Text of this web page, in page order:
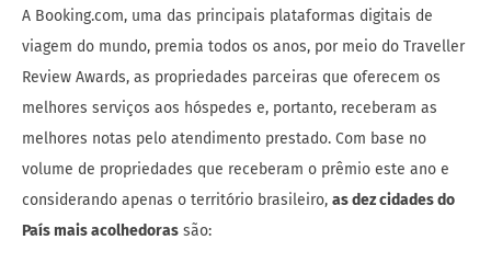
A Booking.com, uma das principais plataformas digitais de
viagem do mundo, premia todos os anos, por meio do Traveller
Review Awards, as propriedades parceiras que oferecem os
melhores serviços aos hóspedes e, portanto, receberam as
melhores notas pelo atendimento prestado. Com base no
volume de propriedades que receberam o prêmio este ano e
considerando apenas o território brasileiro, as dez cidades do
País mais acolhedoras são: